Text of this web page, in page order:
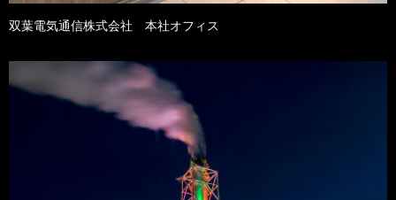
双葉電気通信株式会社 本社オフィス